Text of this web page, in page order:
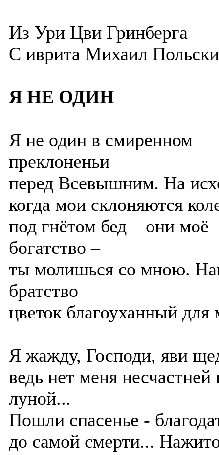
Из Ури Цви Гринберга
С иврита Михаил
Я НЕ ОДИН
Я не один в смиренном
преклоненьи
перед Всевышним. На
когда мои склоняются
под гнётом бед – они моё
богатство –
ты молишься со мною.
братство
цветок благоуханный для
Я жажду, Господи, яви
ведь нет меня несчастней
луной...
Пошли спасенье -
до самой смерти...